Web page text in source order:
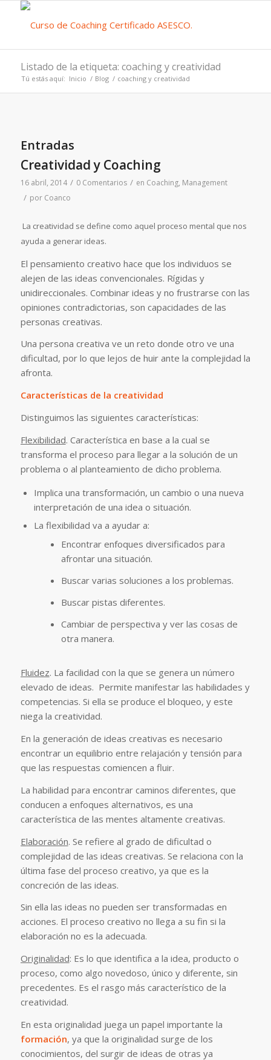
Listado de la etiqueta: coaching y creatividad
Tú estás aquí: Inicio / Blog / coaching y creatividad
Entradas
Creatividad y Coaching
16 abril, 2014 / 0 Comentarios / en Coaching, Management
/ por Coanco
La creatividad se define como aquel proceso mental que nos
ayuda a generar ideas.
El pensamiento creativo hace que los individuos se
alejen de las ideas convencionales. Rígidas y
unidireccionales. Combinar ideas y no frustrarse con las
opiniones contradictorias, son capacidades de las
personas creativas.
Una persona creativa ve un reto donde otro ve una
dificultad, por lo que lejos de huir ante la complejidad la
afronta.
Características de la creatividad
Distinguimos las siguientes características:
Flexibilidad. Característica en base a la cual se
transforma el proceso para llegar a la solución de un
problema o al planteamiento de dicho problema.
Implica una transformación, un cambio o una nueva
interpretación de una idea o situación.
La flexibilidad va a ayudar a:
Encontrar enfoques diversificados para
afrontar una situación.
Buscar varias soluciones a los problemas.
Buscar pistas diferentes.
Cambiar de perspectiva y ver las cosas de
otra manera.
Fluidez. La facilidad con la que se genera un número
elevado de ideas. Permite manifestar las habilidades y
competencias. Si ella se produce el bloqueo, y este
niega la creatividad.
En la generación de ideas creativas es necesario
encontrar un equilibrio entre relajación y tensión para
que las respuestas comiencen a fluir.
La habilidad para encontrar caminos diferentes, que
conducen a enfoques alternativos, es una
característica de las mentes altamente creativas.
Elaboración. Se refiere al grado de dificultad o
complejidad de las ideas creativas. Se relaciona con la
última fase del proceso creativo, ya que es la
concreción de las ideas.
Sin ella las ideas no pueden ser transformadas en
acciones. El proceso creativo no llega a su fin si la
elaboración no es la adecuada.
Originalidad: Es lo que identifica a la idea, producto o
proceso, como algo novedoso, único y diferente, sin
precedentes. Es el rasgo más característico de la
creatividad.
En esta originalidad juega un papel importante la
formación, ya que la originalidad surge de los
conocimientos, del surgir de ideas de otras ya